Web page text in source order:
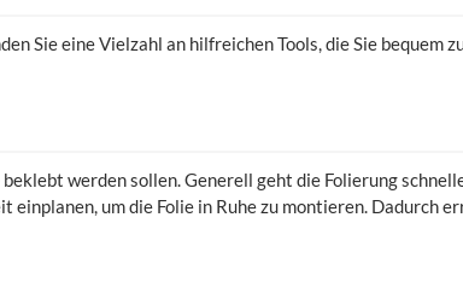
Sie eine Vielzahl an hilfreichen Tools, die Sie bequem
werden sollen. Generell geht die Folierung
um die Folie in Ruhe zu montieren. Dadurch